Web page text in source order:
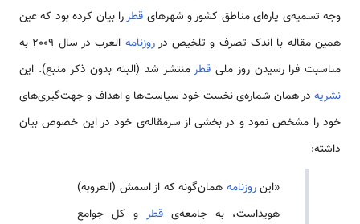
وجه تسمیه‌ی پاره‌ای مناطق کشور و شهرهای قطررا بیان كرده‌ بود که عین
همین مقاله با اندک تصرف و تلخیص درروزنامه
العرب در سال 2009 به
مناسبت فرا رسیدن روز ملی قطرمنتشر شد (البته بدون ذکر منبع). این
نشریه در همان شماره‌ی نخست خود سیاست‌ها و اهداف و جهت‌گیری‌های
خود را مشخص نمود و در بخشی از سرمقاله‌ی خود در این خصوص بیان
داشته:
«اینروزنامه همان‌گونه که از اسمش (العروبه)
هویداست، به جامعه‌یقطر و کل جوامع